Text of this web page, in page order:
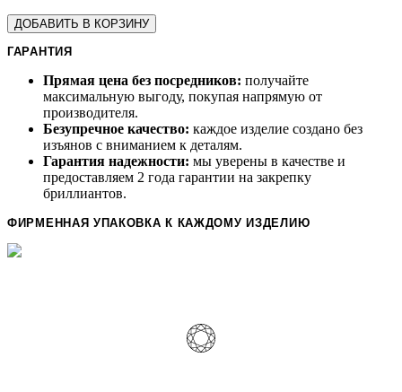
ДОБАВИТЬ В КОРЗИНУ
ГАРАНТИЯ
Прямая цена без посредников: получайте
максимальную выгоду, покупая напрямую от
производителя.
Безупречное качество: каждое изделие создано без
изъянов с вниманием к деталям.
Гарантия надежности: мы уверены в качестве и
предоставляем 2 года гарантии на закрепку
бриллиантов.
ФИРМЕННАЯ УПАКОВКА К КАЖДОМУ ИЗДЕЛИЮ